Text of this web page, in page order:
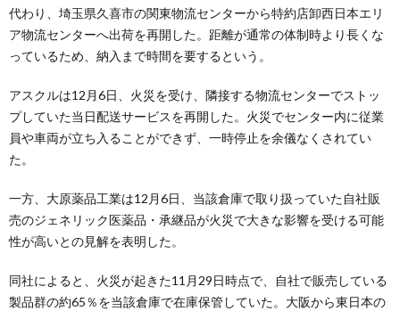
代わり、埼玉県久喜市の関東物流センターから特約店卸西日本エリ
ア物流センターへ出荷を再開した。距離が通常の体制時より長くな
っているため、納入まで時間を要するという。
アスクルは12月6日、火災を受け、隣接する物流センターでストッ
プしていた当日配送サービスを再開した。火災でセンター内に従業
員や車両が立ち入ることができず、一時停止を余儀なくされてい
た。
一方、大原薬品工業は12月6日、当該倉庫で取り扱っていた自社販
売のジェネリック医薬品・承継品が火災で大きな影響を受ける可能
性が高いとの見解を表明した。
同社によると、火災が起きた11月29日時点で、自社で販売している
製品群の約65％を当該倉庫で在庫保管していた。大阪から東日本の